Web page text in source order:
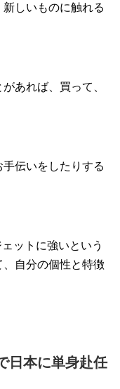
しいものに触れる
あれば、買って、
伝いをしたりする
ットに強いという
自分の個性と特徴
日本に単身赴任